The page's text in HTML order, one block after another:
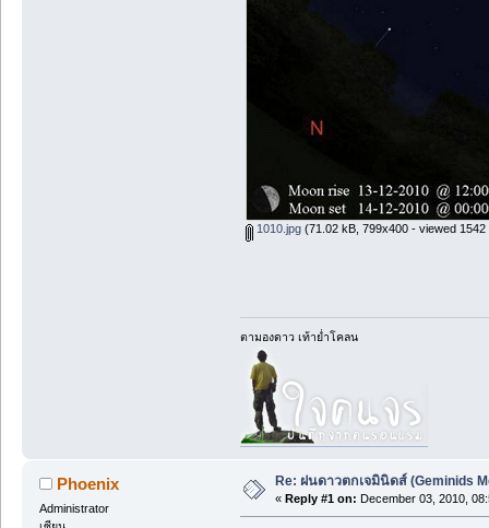
1010.jpg(71.02 kB, 799x400 - viewed 1542
ตามองดาว เท้าย่ำโคลน
Phoenix
Administrator
Re: ฝนดาวตกเจมินิดส์ (Geminids
« Reply #1 on: December 03, 2010,